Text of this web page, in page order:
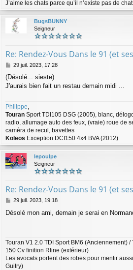
J’aime les chats parce qu’il n’existe pas de
BugsBUNNY
Seigneur
Re: Rendez-Vous Dans le 91 (et
M
s
s
e
29 juil. 2023, 17:28
(Désolé... sieste)
J'aurais bien fait un restau demain midi ...
Philippe,
Touran Sport TDI105 DSG (2005), blanc,
radio, allumage auto des feux, (vraie) roue de
caméra de recul, bavettes
Koleos Exception DCI150 4x4 BVA (2012)
lepoulpe
Seigneur
Re: Rendez-Vous Dans le 91 (et
M
s
e
29 juil. 2023, 19:18
Désolé mon ami, demain je serai en
Touran V1 2.0 TDI Sport BM6 (Anciennement)
150 Cv finition Rline (extérieur)
Les avocats portent des robes pour mentir
Guitry)